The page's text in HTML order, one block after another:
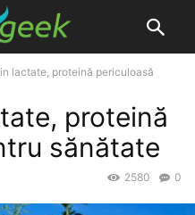
lactate, proteină periculoasă
proteină
sănătate
0
2580